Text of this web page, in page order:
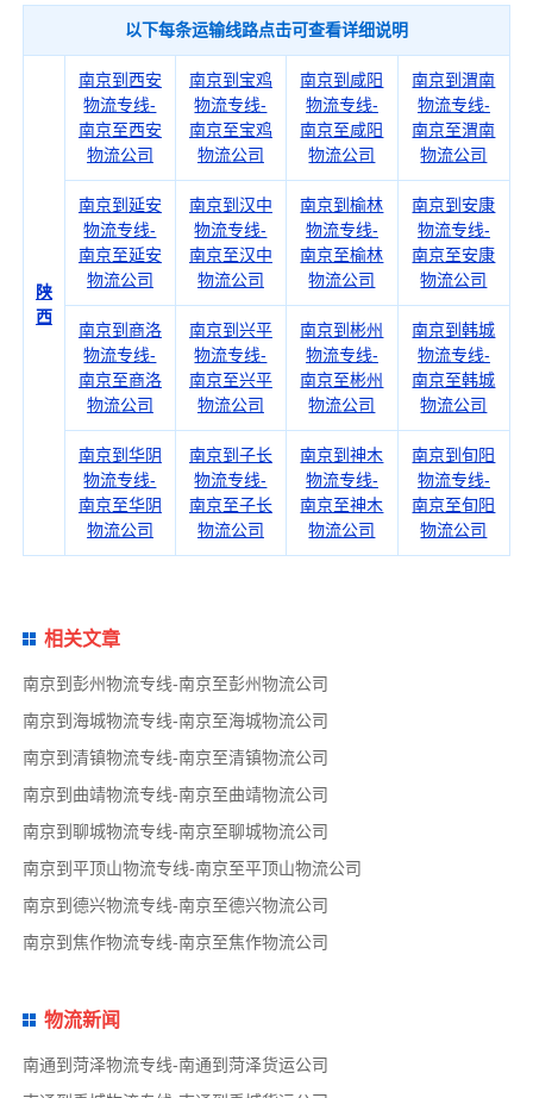
以下每条运输线路点击可查看详细说明
陕
西
南京到西安
物流专线-
南京至西安
物流公司
南京到宝鸡
物流专线-
南京至宝鸡
物流公司
南京到咸阳
物流专线-
南京至咸阳
物流公司
南京到渭南
物流专线-
南京至渭南
物流公司
南京到延安
物流专线-
南京至延安
物流公司
南京到汉中
物流专线-
南京至汉中
物流公司
南京到榆林
物流专线-
南京至榆林
物流公司
南京到安康
物流专线-
南京至安康
物流公司
南京到商洛
物流专线-
南京至商洛
物流公司
南京到兴平
物流专线-
南京至兴平
物流公司
南京到彬州
物流专线-
南京至彬州
物流公司
南京到韩城
物流专线-
南京至韩城
物流公司
南京到华阴
物流专线-
南京至华阴
物流公司
南京到子长
物流专线-
南京至子长
物流公司
南京到神木
物流专线-
南京至神木
物流公司
南京到旬阳
物流专线-
南京至旬阳
物流公司
相关文章
南京到彭州物流专线-南京至彭州物流公司
南京到海城物流专线-南京至海城物流公司
南京到清镇物流专线-南京至清镇物流公司
南京到曲靖物流专线-南京至曲靖物流公司
南京到聊城物流专线-南京至聊城物流公司
南京到平顶山物流专线-南京至平顶山物流公司
南京到德兴物流专线-南京至德兴物流公司
南京到焦作物流专线-南京至焦作物流公司
物流新闻
南通到菏泽物流专线-南通到菏泽货运公司